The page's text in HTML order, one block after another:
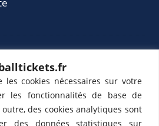
les cookies nécessaires sur votre
les fonctionnalités de base de
des cookies analytiques sont
des données statistiques sur